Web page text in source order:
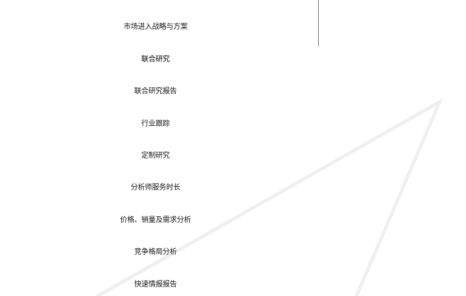
市场进入战略与方案
联合研究
联合研究报告
行业跟踪
定制研究
分析师服务时长
价格、销量及需求分析
竞争格局分析
快速情报报告